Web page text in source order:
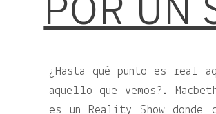
POR UN
¿Hasta qué punto es real
aquello que vemos?.
es un Reality Show